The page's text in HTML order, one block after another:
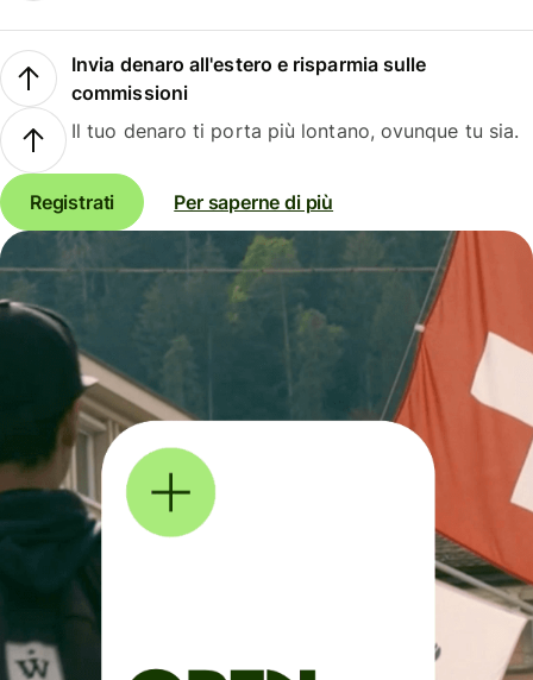
Invia denaro all'estero e risparmia sulle
commissioni
Il tuo denaro ti porta più lontano, ovunque tu sia.
Registrati Per saperne di più